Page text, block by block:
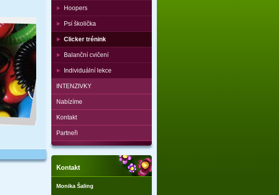
Hoopers
Psí školička
Clicker trénink
Balanční cvičení
Individuální lekce
INTENZIVKY
Nabízíme
Kontakt
Partneři
Kontakt
Monika Šaling